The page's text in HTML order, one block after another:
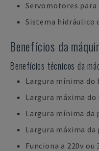
Servomotores
Sistema hidráulico
Benefícios da
Benefícios técnicos da
Largura mínima do
Largura máxima do
Largura mínima da
Largura máxima
Funciona a 220v ou